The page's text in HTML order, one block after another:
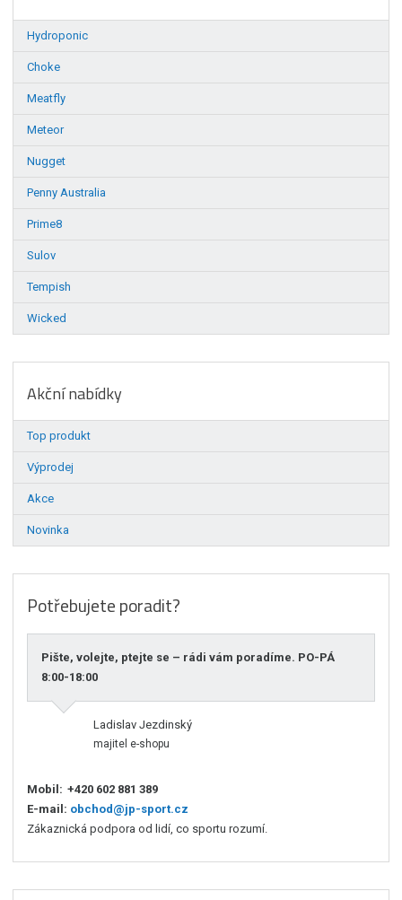
Hydroponic
Choke
Meatfly
Meteor
Nugget
Penny Australia
Prime8
Sulov
Tempish
Wicked
Akční nabídky
Top produkt
Výprodej
Akce
Novinka
Potřebujete poradit?
Pište, volejte, ptejte se – rádi vám poradíme. PO-PÁ
8:00-18:00
Ladislav Jezdinský
majitel e-shopu
Mobil: +420 602 881 389
E-mail: obchod@jp-sport.cz
Zákaznická podpora od lidí, co sportu rozumí.